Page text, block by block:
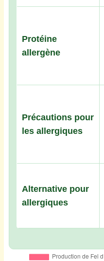
Protéine
allergène
Précautions pour
les allergiques
Alternative pour
allergiques